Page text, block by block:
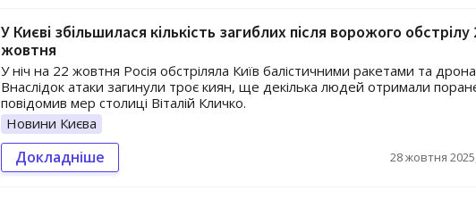
У Києві збільшилася кількість загиблих після ворожого обстрілу
жовтня
У ніч на 22 жовтня Росія обстріляла Київ балістичними ракетами та
Внаслідок атаки загинули троє киян, ще декілька людей отримали
повідомив мер столиці Віталій Кличко.
Новини Києва
Докладніше 28 жовтня